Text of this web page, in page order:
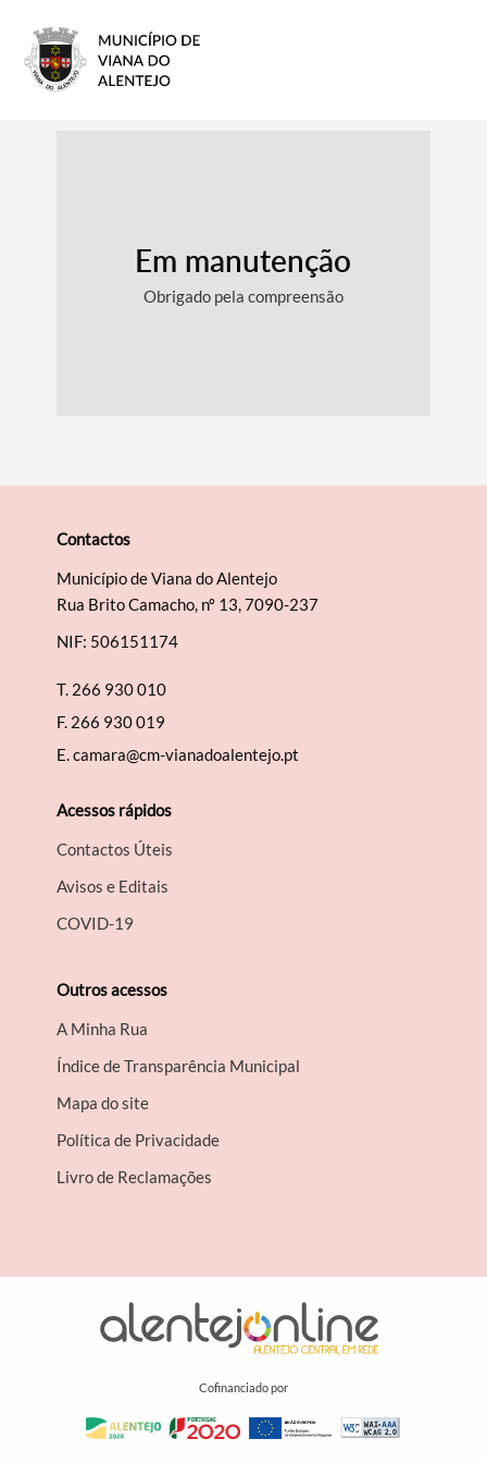
Termo de Pesquisa
Categorias gerais
Em manutenção
Obrigado pela compreensão
Contactos
Município de Viana do Alentejo
Rua Brito Camacho, nº 13, 7090-237
NIF: 506151174
T. 266 930 010
F. 266 930 019
E.camara@cm-vianadoalentejo.pt
Acessos rápidos
Contactos Úteis
Avisos e Editais
COVID-19
Outros acessos
A Minha Rua
Índice de Transparência Municipal
Mapa do site
Política de Privacidade
Livro de Reclamações
Cofinanciado por